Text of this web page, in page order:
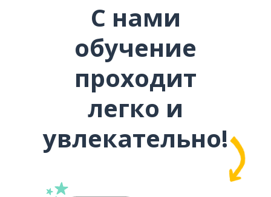
С нами
обучение
проходит
легко и
увлекательно!